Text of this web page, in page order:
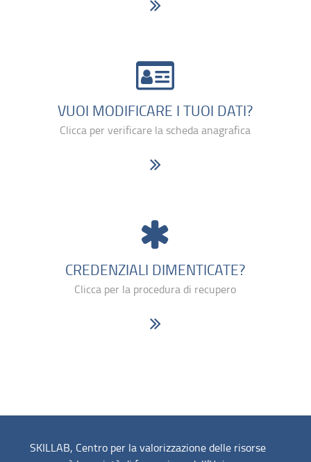
VUOI MODIFICARE I TUOI DATI?
Clicca per verificare la scheda anagrafica
CREDENZIALI DIMENTICATE?
Clicca per la procedura di recupero
SKILLAB, Centro per la valorizzazione delle risorse